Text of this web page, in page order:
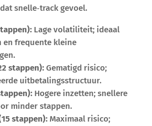
snelle‑track gevoel.
Lage volatiliteit; ideaal
en frequente kleine
stappen):Gematigd risico;
uitbetalingsstructuur.
Hogere inzetten; snellere
minder stappen.
stappen):Maximaal risico;